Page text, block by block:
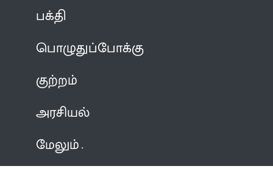
பக்தி
பொழுதுப்போக்கு
குற்றம்
அரசியல்
மேலும்